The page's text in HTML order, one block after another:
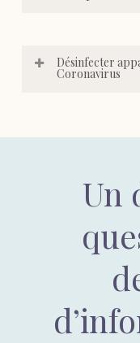
Désinfecter
Coronavirus
Un